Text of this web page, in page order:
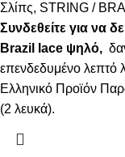
Σλίπς, STRING /
Συνδεθείτε για να
Brazil lace ψηλό,
επενδεδυμένο λεπτό
Ελληνικό Προϊόν
(2 λευκά).